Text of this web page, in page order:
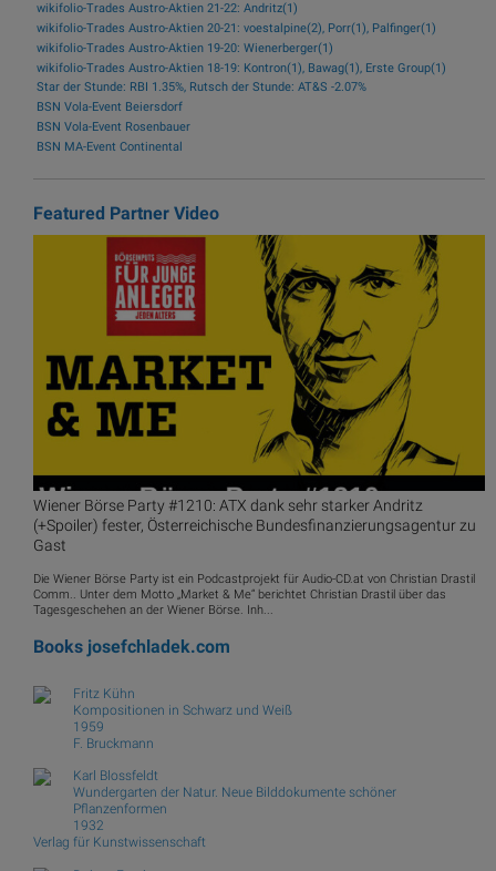
wikifolio-Trades Austro-Aktien 21-22: Andritz(1)
wikifolio-Trades Austro-Aktien 20-21: voestalpine(2), Porr(1), Palfinger(1)
wikifolio-Trades Austro-Aktien 19-20: Wienerberger(1)
wikifolio-Trades Austro-Aktien 18-19: Kontron(1), Bawag(1), Erste Group(1)
Star der Stunde: RBI 1.35%, Rutsch der Stunde: AT&S -2.07%
BSN Vola-Event Beiersdorf
BSN Vola-Event Rosenbauer
BSN MA-Event Continental
Featured Partner Video
Wiener Börse Party #1210: ATX dank sehr starker Andritz
(+Spoiler) fester, Österreichische Bundesfinanzierungsagentur zu
Gast
Die Wiener Börse Party ist ein Podcastprojekt für Audio-CD.at von Christian Drastil
Comm.. Unter dem Motto „Market & Me“ berichtet Christian Drastil über das
Tagesgeschehen an der Wiener Börse. Inh...
Books josefchladek.com
Fritz Kühn
Kompositionen in Schwarz und Weiß
1959
F. Bruckmann
Karl Blossfeldt
Wundergarten der Natur. Neue Bilddokumente schöner
Pflanzenformen
1932
Verlag für Kunstwissenschaft